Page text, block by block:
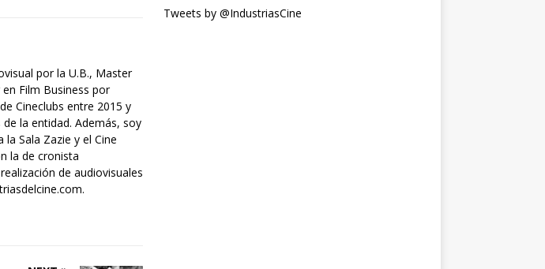
por la U.B., Master
Film Business por
Cineclubs entre 2015 y
la entidad. Además, soy
Sala Zazie y el Cine
la de cronista
de audiovisuales
Tweets by @IndustriasCine